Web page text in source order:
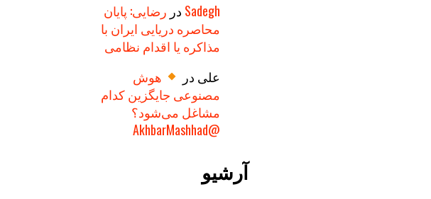
Sadegh در رضایی: پایان
محاصره دریایی ایران با
مذاکره یا اقدام نظامی
علی در
هوش
مصنوعی جایگزین کدام
مشاغل می‌شود؟
@AkhbarMashhad
آرشیو